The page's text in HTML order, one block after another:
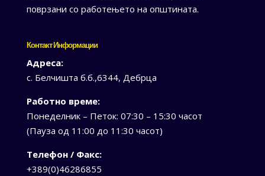
поврзани со работењето на општината.
Контакт Информации
Адреса:
с. Белчишта б.б.,6344, Дебрца
Работно време:
Понеделник – Петок: 07:30 – 15:30 часот
(Пауза од 11:00 до 11:30 часот)
Телефон / Факс:
+389(0)46286855